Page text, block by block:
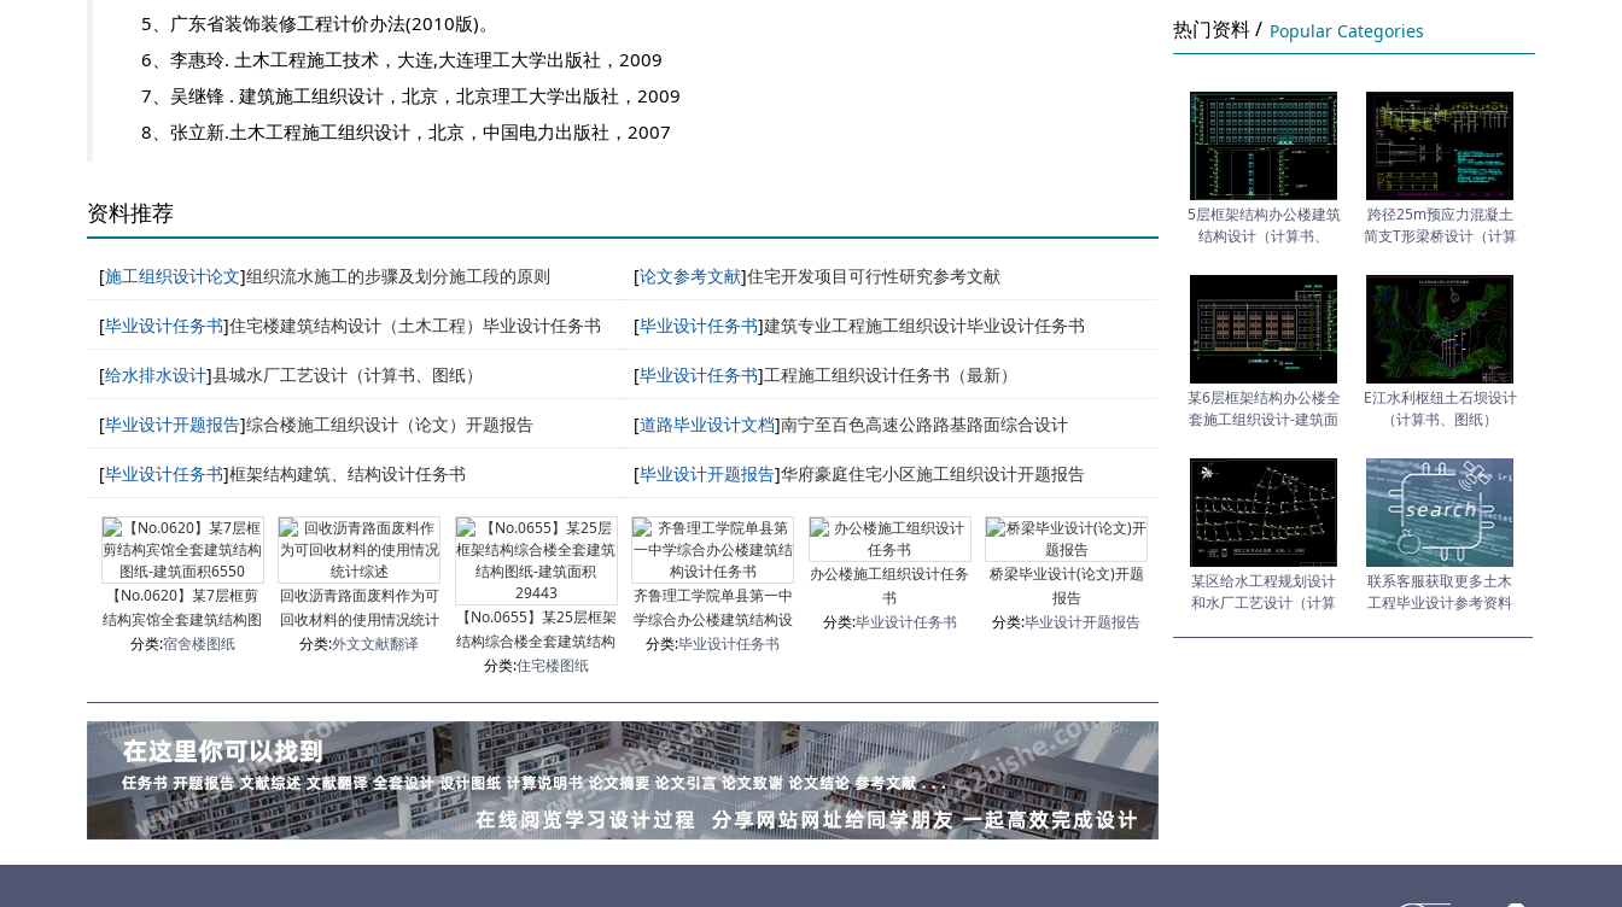
5、广东省装饰装修工程计价办法(2010版)。
6、李惠玲. 土木工程施工技术，大连,大连理工大学出版社，2009
7、吴继锋 . 建筑施工组织设计，北京，北京理工大学出版社，2009
8、张立新.土木工程施工组织设计，北京，中国电力出版社，2007
资料推荐
[施工组织设计论文]组织流水施工的步骤及划分施工段的原则 [论文参考文献]住宅开发项目可行性研究参考文献
[毕业设计任务书]住宅楼建筑结构设计（土木工程）毕业设计任务书 [毕业设计任务书]建筑专业工程施工组织设计毕业设计任务书
[给水排水设计]县城水厂工艺设计（计算书、图纸） [毕业设计任务书]工程施工组织设计任务书（最新）
[毕业设计开题报告]综合楼施工组织设计（论文）开题报告 [道路毕业设计文档]南宁至百色高速公路路基路面综合设计
[毕业设计任务书]框架结构建筑、结构设计任务书 [毕业设计开题报告]华府豪庭住宅小区施工组织设计开题报告
【No.0620】某7层框剪
结构宾馆全套建筑结构图
纸-建筑面积6550
分类:宿舍楼图纸
回收沥青路面废料作为可
回收材料的使用情况统计
综述
分类:外文文献翻译
【No.0655】某25层框架
结构综合楼全套建筑结构
图纸-建筑面积29443
分类:住宅楼图纸
齐鲁理工学院单县第一中
学综合办公楼建筑结构设
计任务书
分类:毕业设计任务书
办公楼施工组织设计任务
书
分类:毕业设计任务书
桥梁毕业设计(论文)开题
报告
分类:毕业设计开题报告
热门资料 / Popular Categories
5层框架结构办公楼建筑
结构设计（计算书、
跨径25m预应力混凝土
简支T形梁桥设计（计算
某6层框架结构办公楼全
套施工组织设计-建筑面
E江水利枢纽土石坝设计
（计算书、图纸）
某区给水工程规划设计
和水厂工艺设计（计算
联系客服获取更多土木
工程毕业设计参考资料